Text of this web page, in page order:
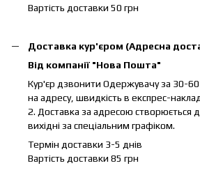
Вартість доставки 50 грн
Доставка кур'єром (Адресна
Від компанії "Нова Пошта"
Кур'єр дзвонити Одержувачу за 30-
на адресу, швидкість в експрес-
2. Доставка за адресою створюється
вихідні за спеціальним графіком.
Термін доставки 3-5 днів
Вартість доставки 85 грн